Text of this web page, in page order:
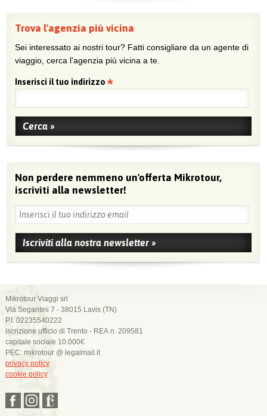
Trova l'agenzia più vicina
Sei interessato ai nostri tour? Fatti consigliare da un agente di
viaggio, cerca l'agenzia più vicina a te.
Inserisci il tuo indirizzo
Non perdere nemmeno un'offerta Mikrotour,
iscriviti alla newsletter!
Mikrotour Viaggi srl
Via Segantini 7 - 38015 Lavis (TN)
P.I. 02235540222
iscrizione ufficio di Trento - REA n. 209581
capitale sociale 10.000€
PEC: mikrotour @ legalmail.it
privacy policy
cookie policy